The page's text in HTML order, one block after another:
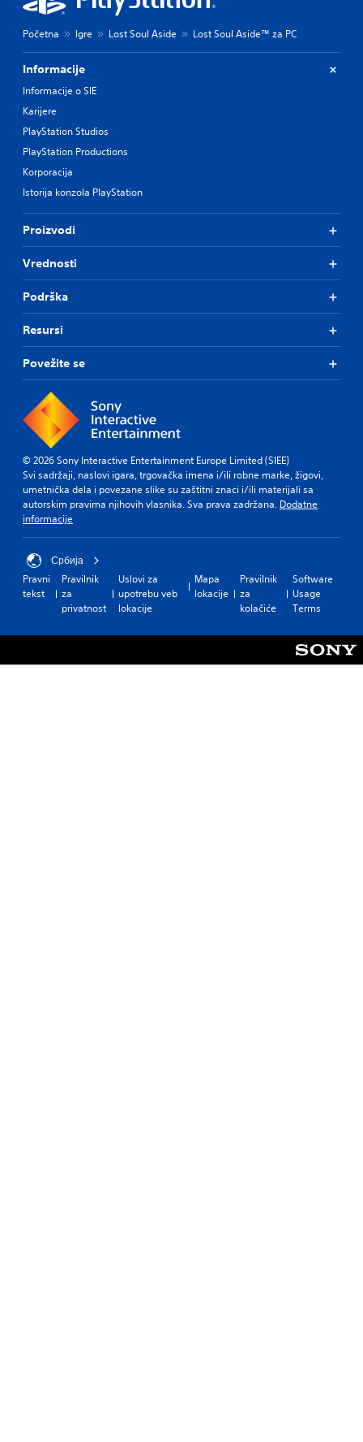
Početna Igre Lost Soul Aside Lost Soul Aside™ za PC
Informacije
Informacije o SIE
Karijere
PlayStation Studios
PlayStation Productions
Korporacija
Istorija konzola PlayStation
Proizvodi
Vrednosti
Podrška
Resursi
Povežite se
© 2026 Sony Interactive Entertainment Europe Limited (SIEE)
Svi sadržaji, naslovi igara, trgovačka imena i/ili robne marke, žigovi,
umetnička dela i povezane slike su zaštitni znaci i/ili materijali sa
autorskim pravima njihovih vlasnika. Sva prava zadržana. Dodatne
informacije
Србија
Pravni
tekst
Pravilnik
za
privatnost
Uslovi za
upotrebu veb
lokacije
Mapa
lokacije
Pravilnik
za
kolačiće
Software
Usage
Terms